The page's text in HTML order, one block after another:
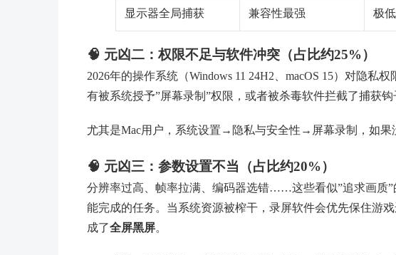
显示器全局捕获 兼容性最强 极低
🧠 元凶二：权限不足与软件冲突（占比约25%）
2026年的操作系统（Windows 11 24H2、macOS 15）对隐私
有被系统授予”屏幕录制”权限，或者被杀毒软件拦截了捕获
尤其是Mac用户，系统设置→隐私与安全性→屏幕录制，如果
🧠 元凶三：参数设置不当（占比约20%）
分辨率过高、帧率拉满、编码器选错……这些看似”追求画质
能完成的任务。当系统资源被榨干，录屏软件会优先保住游
成了全屏黑屏。